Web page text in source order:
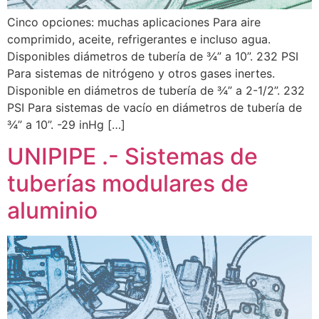
Cinco opciones: muchas aplicaciones Para aire
comprimido, aceite, refrigerantes e incluso agua.
Disponibles diámetros de tubería de ¾” a 10”. 232 PSI
Para sistemas de nitrógeno y otros gases inertes.
Disponible en diámetros de tubería de ¾” a 2-1/2”. 232
PSI Para sistemas de vacío en diámetros de tubería de
¾” a 10”. -29 inHg […]
UNIPIPE .- Sistemas de
tuberías modulares de
aluminio